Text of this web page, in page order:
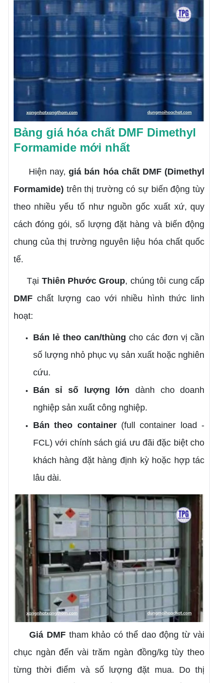
Bảng giá hóa chất DMF Dimethyl
Formamide mới nhất
Hiện nay,giá bán hóa chất DMF (Dimethyl
Formamide) trên thị trường có sự biến động tùy
theo nhiều yếu tố như nguồn gốc xuất xứ, quy
cách đóng gói, số lượng đặt hàng và biến động
chung của thị trường nguyên liệu hóa chất quốc
tế.
Tại Thiên Phước Group, chúng tôi cung cấp
DMFchất lượng cao với nhiều hình thức linh
hoạt:
Bán lẻ theo can/thùng cho các đơn vị cần
số lượng nhỏ phục vụ sản xuất hoặc nghiên
cứu.
Bán sỉ số lượng lớn dành cho doanh
nghiệp sản xuất công nghiệp.
Bán theo container(full container load -
FCL) với chính sách giá ưu đãi đặc biệt cho
khách hàng đặt hàng định kỳ hoặc hợp tác
lâu dài.
Giá DMF tham khảo có thể dao động từ vài
chục ngàn đến vài trăm ngàn đồng/kg tùy theo
từng thời điểm và số lượng đặt mua. Do thị